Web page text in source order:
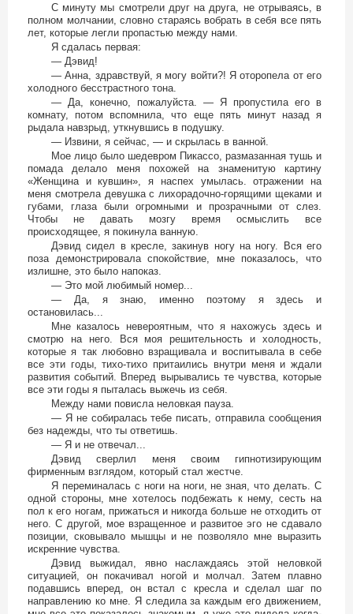
С минуту мы смотрели друг на друга, не отрываясь, в
полном молчании, словно стараясь вобрать в себя все пять
лет, которые легли пропастью между нами.
Я сдалась первая:
— Дэвид!
— Анна, здравствуй, я могу войти?! Я оторопела от его
холодного бесстрастного тона.
— Да, конечно, пожалуйста. — Я пропустила его в
комнату, потом вспомнила, что еще пять минут назад я
рыдала навзрыд, уткнувшись в подушку.
— Извини, я сейчас, — и скрылась в ванной.
Мое лицо было шедевром Пикассо, размазанная тушь и
помада делало меня похожей на знаменитую картину
«Женщина и кувшин», я наспех умылась. отражении на
меня смотрела девушка с лихорадочно-горящими щеками и
губами, глаза были огромными и прозрачными от слез.
Чтобы не давать мозгу время осмыслить все
происходящее, я покинула ванную.
Дэвид сидел в кресле, закинув ногу на ногу. Вся его
поза демонстрировала спокойствие, мне показалось, что
излишне, это было напоказ.
— Это мой любимый номер...
— Да, я знаю, именно поэтому я здесь и
остановилась...
Мне казалось невероятным, что я нахожусь здесь и
смотрю на него. Вся моя решительность и холодность,
которые я так любовно взращивала и воспитывала в себе
все эти годы, тихо-тихо притаились внутри меня и ждали
развития событий. Вперед вырывались те чувства, которые
все эти годы я пыталась выжечь из себя.
Между нами повисла неловкая пауза.
— Я не собиралась тебе писать, отправила сообщения
без надежды, что ты ответишь.
— Я и не отвечал...
Дэвид сверлил меня своим гипнотизирующим
фирменным взглядом, который стал жестче.
Я переминалась с ноги на ноги, не зная, что делать. С
одной стороны, мне хотелось подбежать к нему, сесть на
пол к его ногам, прижаться и никогда больше не отходить от
него. С другой, мое взращенное и развитое эго не сдавало
позиции, сковывало мышцы и не позволяло мне выразить
искренние чувства.
Дэвид выжидал, явно наслаждаясь этой неловкой
ситуацией, он покачивал ногой и молчал. Затем плавно
подавшись вперед, он встал с кресла и сделал шаг по
направлению ко мне. Я следила за каждым его движением,